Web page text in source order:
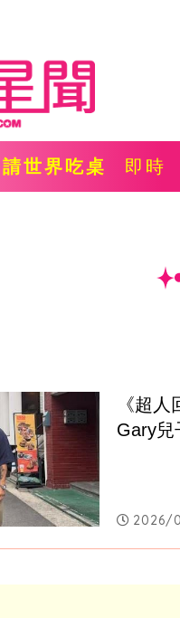
請世界吃桌 即時
《超
Gary兒
2026/